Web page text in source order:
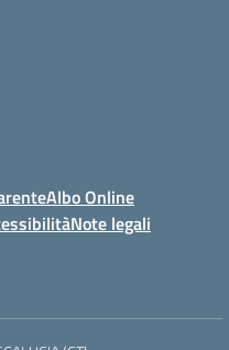
Albo Online
Note legali